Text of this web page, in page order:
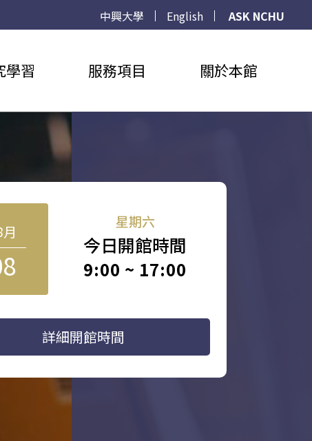
中興大學 English
ASK NCHU
學習 服務項目 關於本館
星期六
今日開館時間
9:00 ~ 17:00
詳細開館時間